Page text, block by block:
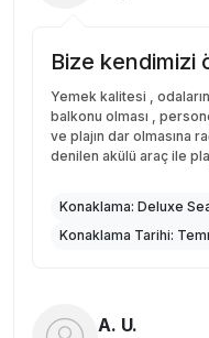
Bize kendimizi
Yemek kalitesi ,
balkonu olması ,
ve plajın dar olmasına
denilen akülü araç ile
Konaklama: Deluxe
Konaklama Tarihi:
A. U.